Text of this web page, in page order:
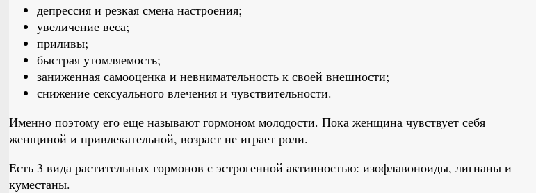
депрессия и резкая смена настроения;
увеличение веса;
приливы;
быстрая утомляемость;
заниженная самооценка и невнимательность к своей внешности;
снижение сексуального влечения и чувствительности.
Именно поэтому его еще называют гормоном молодости. Пока женщина чувствует себя
женщиной и привлекательной, возраст не играет роли.
Есть 3 вида растительных гормонов с эстрогенной активностью: изофлавоноиды, лигнаны и
куместаны.